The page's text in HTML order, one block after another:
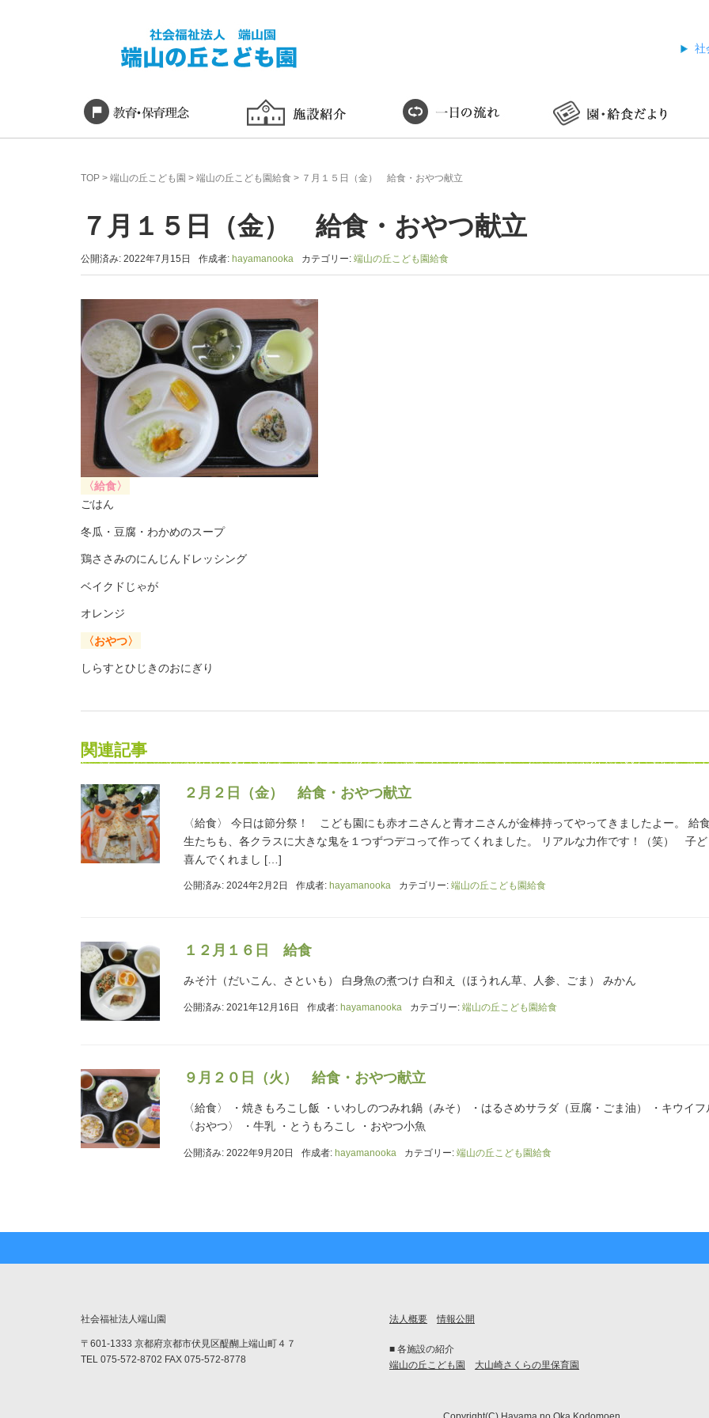
社
TOP > 端山の丘こども園 > 端山の丘こども園給食 > ７月１５日（金） 給食・おやつ献立
７月１５日（金） 給食・おやつ献立
公開済み: 2022年7月15日 作成者: hayamanooka カテゴリー: 端山の丘こども園給食
〈給食〉
ごはん
冬瓜・豆腐・わかめのスープ
鶏ささみのにんじんドレッシング
ベイクドじゃが
オレンジ
〈おやつ〉
しらすとひじきのおにぎり
関連記事
２月２日（金） 給食・おやつ献立
〈給食〉 今日は節分祭！ こども園にも赤オニさんと青オニさんが金棒持ってやってきましたよー。 給
生たちも、各クラスに大きな鬼を１つずつデコって作ってくれました。 リアルな力作です！（笑） 子
喜んでくれまし […]
公開済み: 2024年2月2日 作成者: hayamanooka カテゴリー: 端山の丘こども園給食
１２月１６日 給食
みそ汁（だいこん、さといも） 白身魚の煮つけ 白和え（ほうれん草、人参、ごま） みかん
公開済み: 2021年12月16日 作成者: hayamanooka カテゴリー: 端山の丘こども園給食
９月２０日（火） 給食・おやつ献立
〈給食〉 ・焼きもろこし飯 ・いわしのつみれ鍋（みそ） ・はるさめサラダ（豆腐・ごま油） ・キウイフ
〈おやつ〉 ・牛乳 ・とうもろこし ・おやつ小魚
公開済み: 2022年9月20日 作成者: hayamanooka カテゴリー: 端山の丘こども園給食
社会福祉法人端山園
〒601-1333 京都府京都市伏見区醍醐上端山町４７
TEL 075-572-8702 FAX 075-572-8778
法人概要 情報公開
■ 各施設の紹介
端山の丘こども園
大山崎さくらの里保育園